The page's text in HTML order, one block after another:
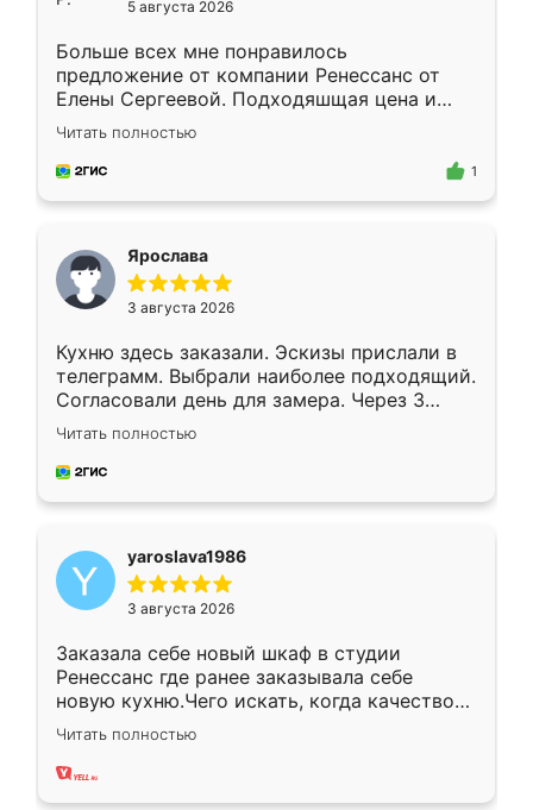
5 августа 2026
Больше всех мне понравилось
предложение от компании Ренессанс от
Елены Сергеевой. Подходяшщая цена и
короткие сроки изготовления. Приехавший
для замера сотрудник Владислав
предложил по моему эскизу самый
Читать полностью
1
Ярослава
3 августа 2026
Кухню здесь заказали. Эскизы прислали в
телеграмм. Выбрали наиболее подходящий.
Согласовали день для замера. Через 3
недели кухня была уже готова. Остались
довольны работой. Спасибо Ренессанс
мебель за качественную работу!
Читать полностью
yaroslava1986
3 августа 2026
Заказала себе новый шкаф в студии
Ренессанс где ранее заказывала себе
новую кухню.Чего искать, когда качеством
вполне довольна. Служит кухня уже почти
два года, нареканий нет.
Читать полностью